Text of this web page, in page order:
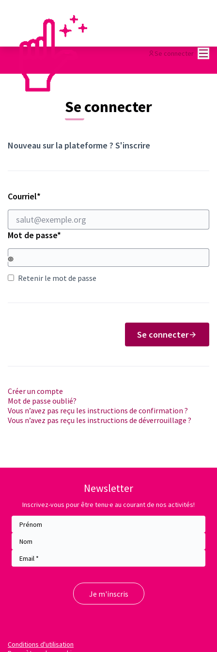
Se connecter
Se connecter
Nouveau sur la plateforme ? S'inscrire
Courriel*
Mot de passe*
Retenir le mot de passe
Se connecter
Créer un compte
Mot de passe oublié?
Vous n’avez pas reçu les instructions de confirmation ?
Vous n’avez pas reçu les instructions de déverrouillage ?
Newsletter
Inscrivez-vous pour être tenu·e au courant de nos activités!
Conditions d'utilisation